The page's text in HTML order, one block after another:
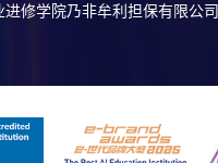
进修学院乃非牟利担保有限公司